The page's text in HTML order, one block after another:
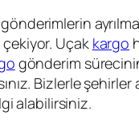
Uçak kargo
gönderim
Bizlerle
alabilirsiniz.